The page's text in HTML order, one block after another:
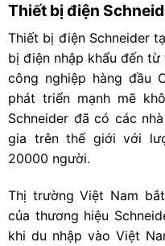
Thiết bị điện
Thiết bị điện Schneider
bị điện nhập khẩu đến
công nghiệp hàng đầu
phát triển mạnh mẽ
Schneider đã có các
gia trên thế giới với
20000 người.
Thị trường Việt Nam
của thương hiệu
khi du nhập vào Việt